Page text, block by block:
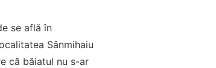
se află în
Sânmihaiu
că băiatul nu s-ar